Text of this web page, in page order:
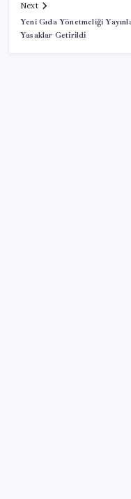
Next
Yeni Gıda Yönetmeliği
Yasaklar Getirildi